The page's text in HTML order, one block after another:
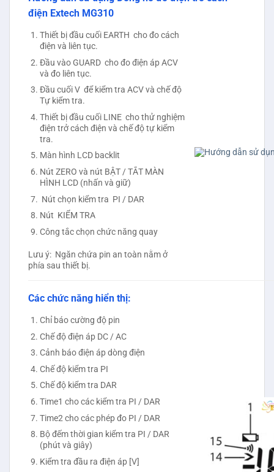
điện Extech MG310
Thiết bị đầu cuối EARTH cho đo cách
điện và liên tục.
Đầu vào GUARD cho đo điện áp ACV
và đo liên tục.
Đầu cuối V để kiểm tra ACV và chế độ
Tự kiểm tra.
Thiết bị đầu cuối LINE cho thử nghiệm
điện trở cách điện và chế độ tự kiểm
tra.
Màn hình LCD backlit
Nút ZERO và nút BẬT / TẮT MÀN
HÌNH LCD (nhấn và giữ)
Nút chọn kiểm tra PI / DAR
Nút KIỂM TRA
Công tắc chọn chức năng quay
Lưu ý: Ngăn chứa pin an toàn nằm ở
phía sau thiết bị.
Các chức năng hiển thị:
Chỉ báo cường độ pin
Chế độ điện áp DC / AC
Cảnh báo điện áp dòng điện
Chế độ kiểm tra PI
Chế độ kiểm tra DAR
Time1 cho các kiểm tra PI / DAR
Time2 cho các phép đo PI / DAR
Bộ đếm thời gian kiểm tra PI / DAR
(phút và giây)
Kiểm tra đầu ra điện áp [V]